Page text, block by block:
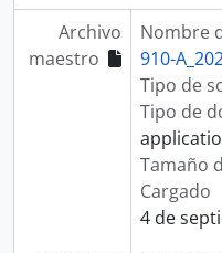
Archivo
maestro
Nombre
910-
Tipo de
Tipo de
Tamaño
Cargado
4 de